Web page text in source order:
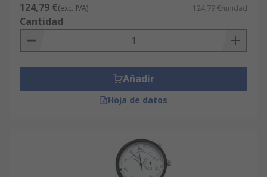
124,79 €(exc. IVA) 124,79 €/unidad
Cantidad
Añadir
Hoja de datos